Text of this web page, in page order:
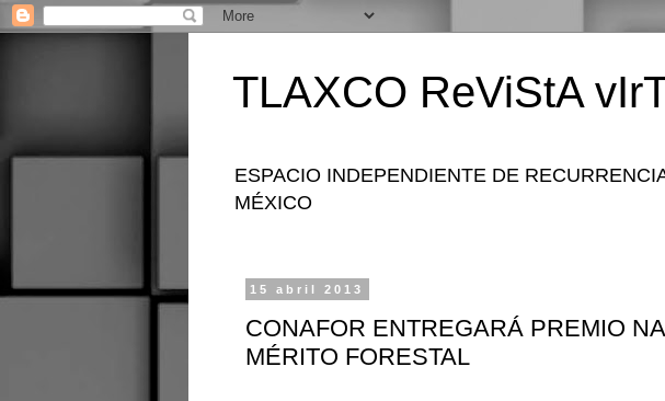
TLAXCO ReViStA
ESPACIO INDEPENDIENTE DE
MÉXICO
15 abril 2013
CONAFOR ENTREGARÁ PREMIO
MÉRITO FORESTAL